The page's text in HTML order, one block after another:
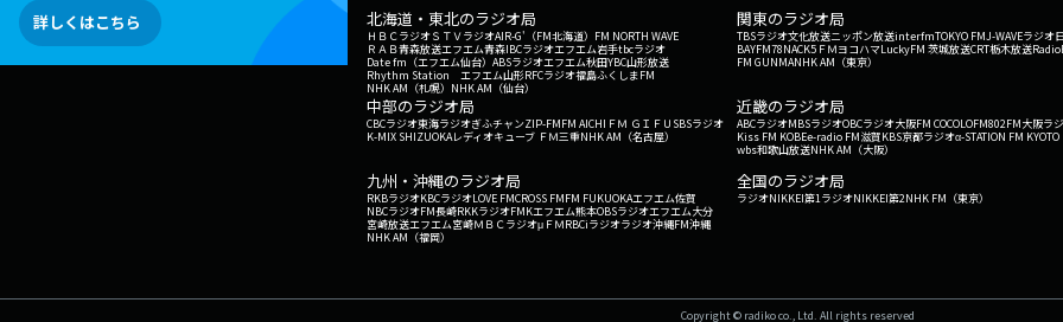
詳しくはこちら
北海道・東北のラジオ局
ＨＢＣラジオＳＴＶラジオAIR-G'（FM北海道） FM NORTH WAVE
ＲＡＢ青森放送エフエム青森IBCラジオエフエム岩手tbcラジオ
Date fm（エフエム仙台） ABSラジオエフエム秋田YBC山形放送
Rhythm Station エフエム山形RFCラジオ福島ふくしまFM
NHK AM（札幌） NHK AM（仙台）
関東のラジオ局
TBSラジオ文化放送ニッポン放送interfmTOKYO FMJ-WAVEラジオ
BAYFM78NACK5 ＦＭヨコハマLuckyFM 茨城放送CRT栃木放送
FM GUNMANHK AM（東京）
中部のラジオ局
CBCラジオ東海ラジオぎふチャンZIP-FMFM AICHI ＦＭ ＧＩＦＵ SBSラジオ
K-MIX SHIZUOKAレディオキューブ ＦＭ三重NHK AM（名古屋）
近畿のラジオ局
ABCラジオMBSラジオOBCラジオ大阪FM COCOLOFM802FM大阪ラ
Kiss FM KOBEe-radio FM滋賀KBS京都ラジオα-STATION FM KYOTO
wbs和歌山放送NHK AM（大阪）
九州・沖縄のラジオ局
RKBラジオKBCラジオLOVE FMCROSS FMFM FUKUOKAエフエム佐賀
NBCラジオFM長崎RKKラジオFMKエフエム熊本OBSラジオエフエム大分
宮崎放送エフエム宮崎ＭＢＣラジオμＦＭRBCiラジオラジオ沖縄FM沖縄
NHK AM（福岡）
全国のラジオ局
ラジオNIKKEI第1ラジオNIKKEI第2NHK FM（東京）
Copyright © radiko co., Ltd. All rights reserved